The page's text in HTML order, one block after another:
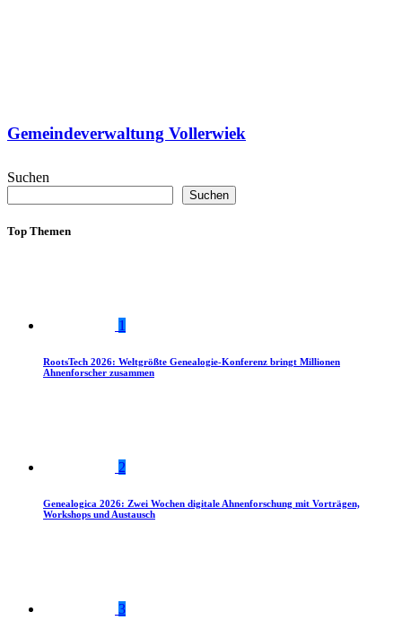
Gemeindeverwaltung Vollerwiek
Suchen
Suchen
Top Themen
1
RootsTech 2026: Weltgrößte Genealogie-Konferenz bringt Millionen
Ahnenforscher zusammen
2
Genealogica 2026: Zwei Wochen digitale Ahnenforschung mit Vorträgen,
Workshops und Austausch
3